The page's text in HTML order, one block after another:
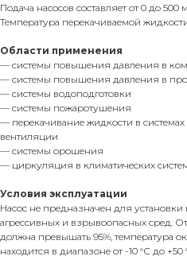
Подача насосов составляет от 0 до 500
Температура перекачиваемой жидкости
Области применения
— системы повышения давления в
— системы повышения давления в
— системы водоподготовки
— системы пожаротушения
— перекачивание жидкости в
вентиляции
— системы орошения
— циркуляция в климатических
Условия эксплуатации
Насос не предназначен для установки
агрессивных и взрывоопасных сред.
должна превышать 95%, температура
находится в диапазоне от -10 °С до +50